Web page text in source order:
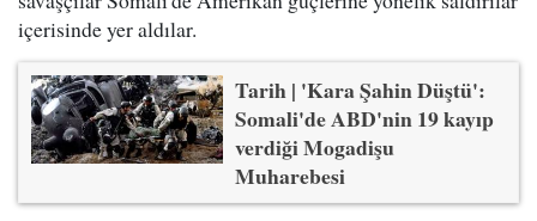
içerisinde yer aldılar.
Tarih | 'Kara Şahin Düştü':
Somali'de ABD'nin 19 kayıp
verdiği Mogadişu
Muharebesi